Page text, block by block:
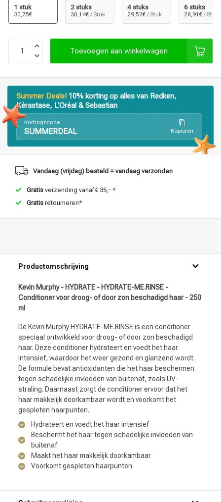
1 stuk
30,75€
2 stuks
30,14€ / Stuk
4 stuks
29,52€ / Stuk
6 stuks
28,91€ / Stuk
Toevoegen aan winkelwagen
Summer Deals! 10% korting op alles van Redken,
Kérastase, L’Oréal & Sebastian
Kortingscode
SUMMERDEAL Kopieren
Vandaag (vrijdag) besteld = vandaag verzonden
Gratis verzending vanaf € 35,- *
Gratis retourneren*
Productomschrijving
Kevin Murphy - HYDRATE - HYDRATE-ME.RINSE -
Conditioner voor droog- of door zon beschadigd haar - 250
ml
De Kevin Murphy HYDRATE-ME.RINSE is een conditioner
speciaal ontwikkeld voor droog- of door zon beschadigd
haar. Deze conditioner hydrateert en voedt het haar
intensief, waardoor het weer gezond en glanzend wordt.
De formule bevat antioxidanten die het haar beschermen
tegen schadelijke invloeden van buitenaf, zoals UV-
straling. Daarnaast zorgt de conditioner ervoor dat het
haar makkelijk doorkambaar wordt en voorkomt het
gespleten haarpunten.
Hydrateert en voedt het haar intensief
Beschermt het haar tegen schadelijke invloeden van
buitenaf
Maakt het haar makkelijk doorkambaar
Voorkomt gespleten haarpunten